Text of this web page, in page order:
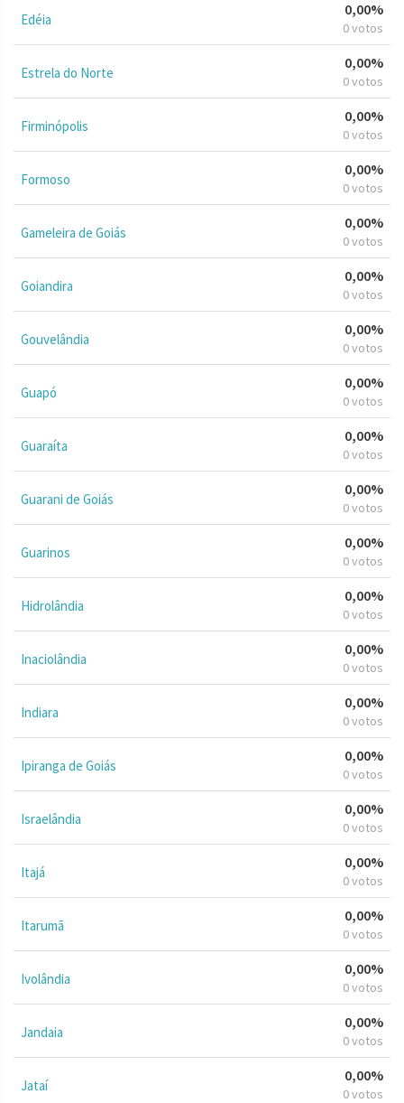
Edéia
0,00%
0 votos
Estrela do Norte
0,00%
0 votos
Firminópolis
0,00%
0 votos
Formoso
0,00%
0 votos
Gameleira de Goiás
0,00%
0 votos
Goiandira
0,00%
0 votos
Gouvelândia
0,00%
0 votos
Guapó
0,00%
0 votos
Guaraíta
0,00%
0 votos
Guarani de Goiás
0,00%
0 votos
Guarinos
0,00%
0 votos
Hidrolândia
0,00%
0 votos
Inaciolândia
0,00%
0 votos
Indiara
0,00%
0 votos
Ipiranga de Goiás
0,00%
0 votos
Israelândia
0,00%
0 votos
Itajá
0,00%
0 votos
Itarumã
0,00%
0 votos
Ivolândia
0,00%
0 votos
Jandaia
0,00%
0 votos
Jataí
0,00%
0 votos